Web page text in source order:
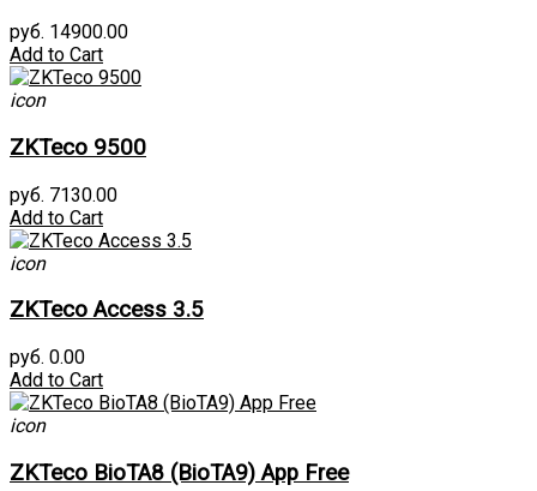
руб. 14900.00
Add to Cart
icon
ZKTeco 9500
руб. 7130.00
Add to Cart
icon
ZKTeco Access 3.5
руб. 0.00
Add to Cart
icon
ZKTeco BioTA8 (BioTA9) App Free